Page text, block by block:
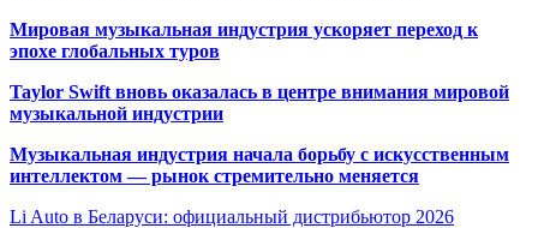
Мировая музыкальная индустрия ускоряет переход к
эпохе глобальных туров
Taylor Swift вновь оказалась в центре внимания мировой
музыкальной индустрии
Музыкальная индустрия начала борьбу с искусственным
интеллектом — рынок стремительно меняется
Li Auto в Беларуси: официальный дистрибьютор 2026